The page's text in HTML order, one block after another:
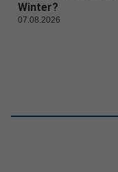
Winter?
07.08.2026